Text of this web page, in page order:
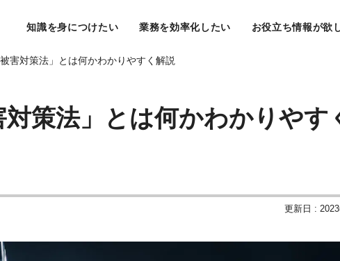
知識を身につけたい 業務を効率化したい お役立ち情報が欲
害対策法」とは何かわかりやすく解説
対策法」とは何かわかりやす
更新日 :